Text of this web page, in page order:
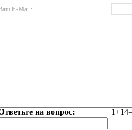
E-Mail:
на вопрос: